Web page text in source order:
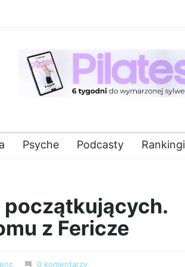
Psyche Podcasty Rankingi
z Fericze
0 komentarzy